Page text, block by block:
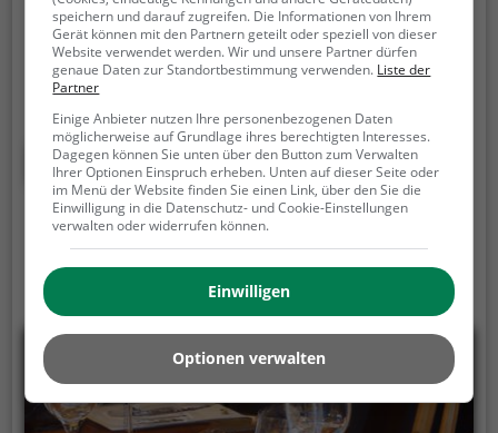
Inmitten der malerischen Stadt Bulle liegt das Café
de la Promenade, ein Restaurant, das für seine
Schweizerische und Regionalküche bekannt ist. Hier
kann man in gemütlicher Atmosphäre ein
reichhaltiges Frühstück genießen oder sich am
Abend bei einem exquisiten Cocktail verwöhnen
lassen. Die breite Auswahl an Getränken und
Speisen lädt dazu ein, die Vielfalt der Schweizer
Gastronomie zu entdecken. Tauche ein in die
entspannte Atmosphäre, spüre das freundliche
Ambiente und lass dich von den kulinarischen
Köstlichkeiten verführen. Das Café de la Promenade
ist der perfekte Ort, um die lokalen Spezialitäten zu
probieren und einen unvergesslichen Abend zu
verbringen.
Mehr erfahren
speichern und darauf zugreifen. Die Informationen von Ihrem
Gerät können mit den Partnern geteilt oder speziell von dieser
Website verwendet werden. Wir und unsere Partner dürfen
genaue Daten zur Standortbestimmung verwenden. Liste der
Partner
Einige Anbieter nutzen Ihre personenbezogenen Daten
möglicherweise auf Grundlage ihres berechtigten Interesses.
Dagegen können Sie unten über den Button zum Verwalten
Ihrer Optionen Einspruch erheben. Unten auf dieser Seite oder
im Menü der Website finden Sie einen Link, über den Sie die
Einwilligung in die Datenschutz- und Cookie-Einstellungen
verwalten oder widerrufen können.
Einwilligen
Optionen verwalten